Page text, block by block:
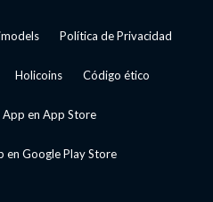
Política de Privacidad
Holicoins Código ético
App en App Store
en Google Play Store